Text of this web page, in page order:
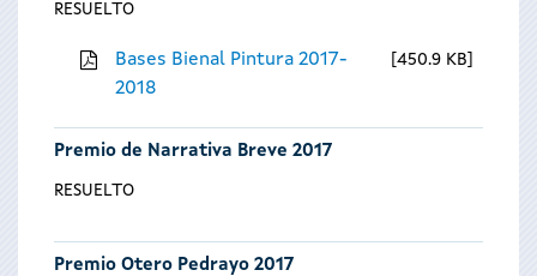
RESUELTO
Bases Bienal Pintura 2017-
2018
450.9 KB
Premio de Narrativa Breve 2017
RESUELTO
Premio Otero Pedrayo 2017